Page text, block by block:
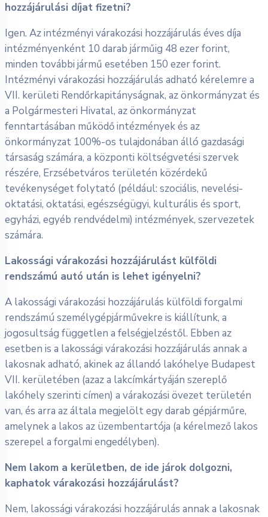
hozzájárulási díjat fizetni?
Igen. Az intézményi várakozási hozzájárulás éves díja
intézményenként 10 darab járműig 48 ezer forint,
minden további jármű esetében 150 ezer forint.
Intézményi várakozási hozzájárulás adható kérelemre a
VII. kerületi Rendőrkapitányságnak, az önkormányzat és
a Polgármesteri Hivatal, az önkormányzat
fenntartásában működő intézmények és az
önkormányzat 100%-os tulajdonában álló gazdasági
társaság számára, a központi költségvetési szervek
részére, Erzsébetváros területén közérdekű
tevékenységet folytató (például: szociális, nevelési-
oktatási, oktatási, egészségügyi, kulturális és sport,
egyházi, egyéb rendvédelmi) intézmények, szervezetek
számára.
Lakossági várakozási hozzájárulást külföldi
rendszámú autó után is lehet igényelni?
A lakossági várakozási hozzájárulás külföldi forgalmi
rendszámú személygépjárművekre is kiállítunk, a
jogosultság független a felségjelzéstől. Ebben az
esetben is a lakossági várakozási hozzájárulás annak a
lakosnak adható, akinek az állandó lakóhelye Budapest
VII. kerületében (azaz a lakcímkártyáján szereplő
lakóhely szerinti címen) a várakozási övezet területén
van, és arra az általa megjelölt egy darab gépjárműre,
amelynek a lakos az üzembentartója (a kérelmező lakos
szerepel a forgalmi engedélyben).
Nem lakom a kerületben, de ide járok dolgozni,
kaphatok várakozási hozzájárulást?
Nem, lakossági várakozási hozzájárulás annak a lakosnak